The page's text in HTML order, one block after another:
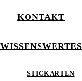
KONTAKT
WISSENSWERTES
STICKARTEN